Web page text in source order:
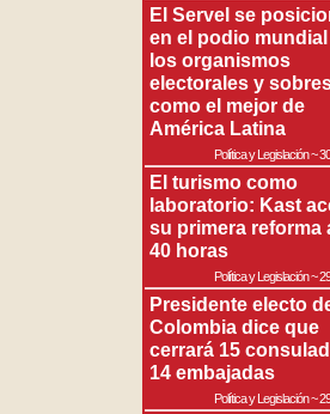
El Servel se
en el podio
los organismos
electorales y
como el mejor de
América Latina
Política y Legislación~
El turismo como
laboratorio: Kast
su primera reforma
40 horas
Política y Legislación~
Presidente electo
Colombia dice que
cerrará 15
14 embajadas
Política y Legislación~